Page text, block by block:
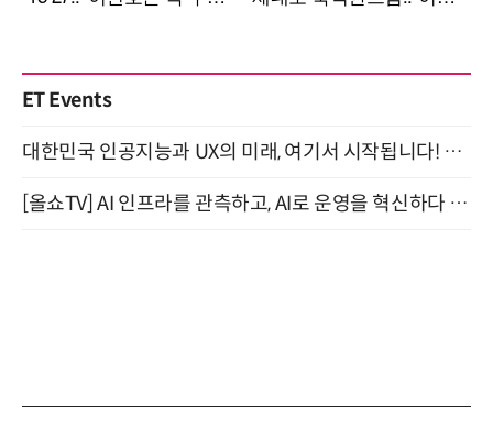
ET Events
대한민국 인공지능과 UX의 미래, 여기서 시작됩니다! UX Korea 2026 - Fall 9월 2일 개최
[올쇼TV] AI 인프라를 관측하고, AI로 운영을 혁신하다 (8월 11일 생방송)